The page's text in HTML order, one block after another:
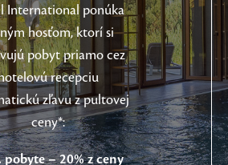
International ponúka
hosťom, ktorí si
pobyt priamo cez
recepciu
zľavu z pultovej
ceny*:
pobyte – 20% z ceny